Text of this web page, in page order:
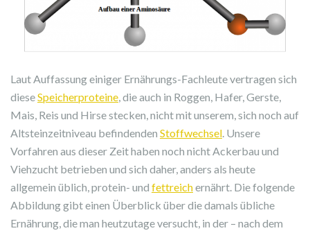
Laut Auffassung einiger Ernährungs-Fachleute vertragen sich
dieseSpeicherproteine , die auch in Roggen, Hafer, Gerste,
Mais, Reis und Hirse stecken, nicht mit unserem, sich noch auf
Altsteinzeitniveau befindenden Stoffwechsel . Unsere
Vorfahren aus dieser Zeit haben noch nicht Ackerbau und
Viehzucht betrieben und sich daher, anders als heute
allgemein üblich, protein- und fettreichernährt. Die folgende
Abbildung gibt einen Überblick über die damals übliche
Ernährung, die man heutzutage versucht, in der – nach dem